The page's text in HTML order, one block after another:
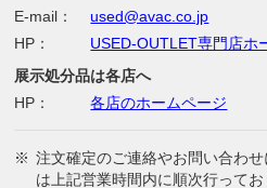
E-mail：
used@avac.co.jp
HP：
USED-OUTLET専門店ホ
展示処分品は各店へ
HP：
各店のホームページ
※ 注文確定のご連絡やお問い合わ
は上記営業時間内に順次行って